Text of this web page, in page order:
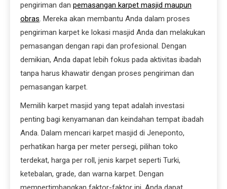
pengiriman dan pemasangan karpet masjid maupun
obras. Mereka akan membantu Anda dalam proses
pengiriman karpet ke lokasi masjid Anda dan melakukan
pemasangan dengan rapi dan profesional. Dengan
demikian, Anda dapat lebih fokus pada aktivitas ibadah
tanpa harus khawatir dengan proses pengiriman dan
pemasangan karpet.
Memilih karpet masjid yang tepat adalah investasi
penting bagi kenyamanan dan keindahan tempat ibadah
Anda. Dalam mencari karpet masjid di Jeneponto,
perhatikan harga per meter persegi, pilihan toko
terdekat, harga per roll, jenis karpet seperti Turki,
ketebalan, grade, dan warna karpet. Dengan